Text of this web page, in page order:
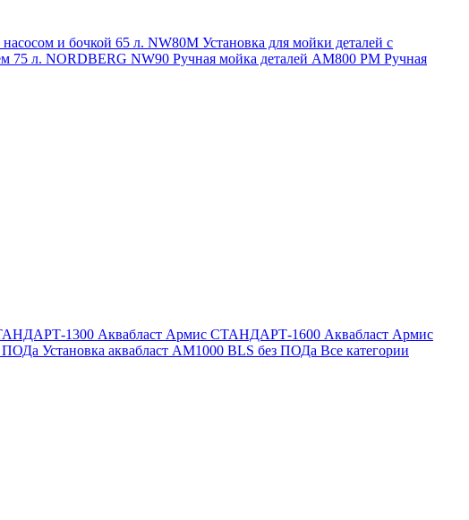
и бочкой 65 л. NW80M Установка для мойки деталей с
75 л. NORDBERG NW90 Ручная мойка деталей АМ800 РМ Ручная
1300 Аквабласт Армис СТАНДАРТ-1600 Аквабласт Армис
ПОДа Установка аквабласт AM1000 BLS без ПОДа Все категории